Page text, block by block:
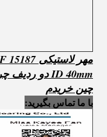
ID 40mm دو ردیف چرخ دار
چین خریدم
با ما تماس بگیرید: